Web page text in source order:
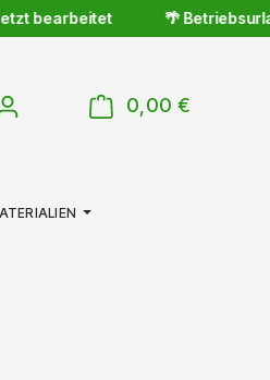
bearbeitet 🌴
PRODUKTE AUF DEM MERKZETTEL
0,00 €